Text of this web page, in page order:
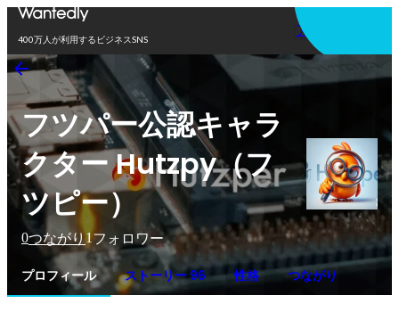
400万人が利用するビジネスSNS
アプリを使う
フツパー公認キャラ
クター Hutzpy（フ
ツピー）
0つながり1フォロワー
プロフィール ストーリー 96 性格 つながり